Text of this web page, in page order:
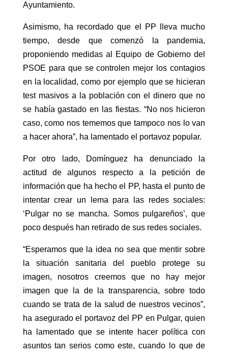
Ayuntamiento.
Asimismo, ha recordado que el PP lleva mucho
tiempo, desde que comenzó la pandemia,
proponiendo medidas al Equipo de Gobierno del
PSOE para que se controlen mejor los contagios
en la localidad, como por ejemplo que se hicieran
test masivos a la población con el dinero que no
se había gastado en las fiestas. “No nos hicieron
caso, como nos tememos que tampoco nos lo van
a hacer ahora”, ha lamentado el portavoz popular.
Por otro lado, Domínguez ha denunciado la
actitud de algunos respecto a la petición de
información que ha hecho el PP, hasta el punto de
intentar crear un lema para las redes sociales:
‘Pulgar no se mancha. Somos pulgareños’, que
poco después han retirado de sus redes sociales.
“Esperamos que la idea no sea que mentir sobre
la situación sanitaria del pueblo protege su
imagen, nosotros creemos que no hay mejor
imagen que la de la transparencia, sobre todo
cuando se trata de la salud de nuestros vecinos”,
ha asegurado el portavoz del PP en Pulgar, quien
ha lamentado que se intente hacer política con
asuntos tan serios como este, cuando lo que de